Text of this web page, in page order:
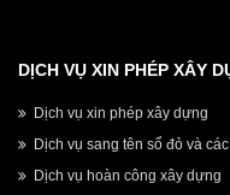
DỊCH VỤ XIN PHÉP XÂY
Dịch vụ xin phép xây dựng
Dịch vụ sang tên sổ đỏ và
Dịch vụ hoàn công xây dựng